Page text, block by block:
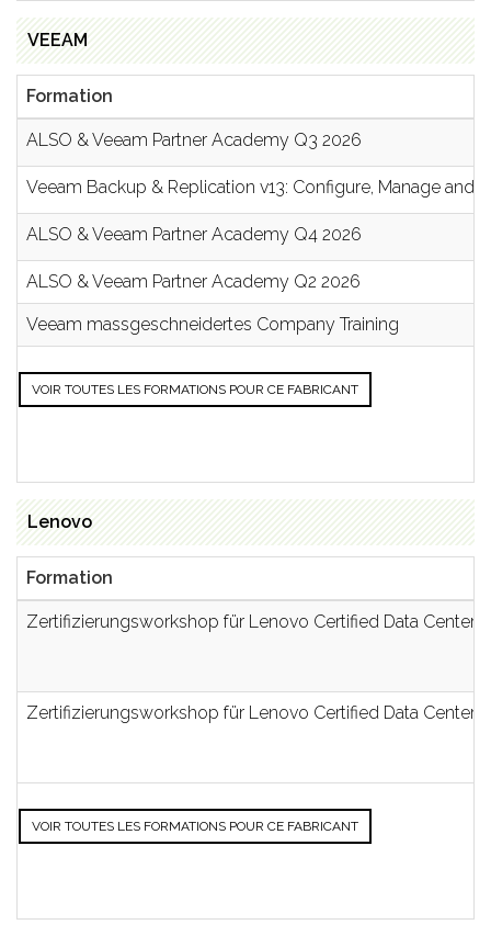
VEEAM
Formation
ALSO & Veeam Partner Academy Q3 2026
Veeam Backup & Replication v13: Configure, Manage and
ALSO & Veeam Partner Academy Q4 2026
ALSO & Veeam Partner Academy Q2 2026
Veeam massgeschneidertes Company Training
VOIR TOUTES LES FORMATIONS POUR CE FABRICANT
Lenovo
Formation
Zertifizierungsworkshop für Lenovo Certified Data Center
Zertifizierungsworkshop für Lenovo Certified Data Center
VOIR TOUTES LES FORMATIONS POUR CE FABRICANT